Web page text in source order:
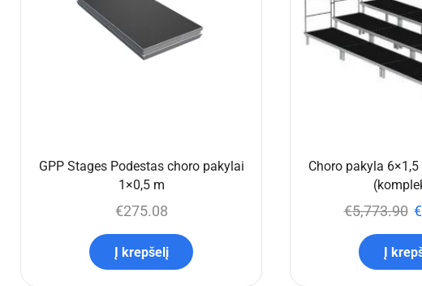
GPP Stages Podestas choro pakylai
1×0,5 m
€275.08
Į krepšelį
Choro pakyla
€5,773.90 €
Į